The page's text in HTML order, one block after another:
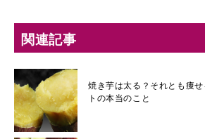
関連記事
焼き芋は太る？それとも痩
トの本当のこと